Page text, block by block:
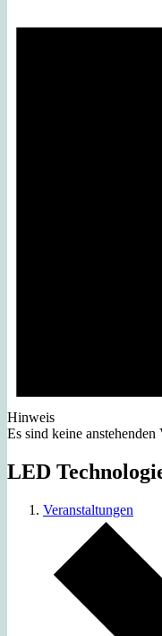
Hinweis
Es sind keine
LED
Veranstaltungen